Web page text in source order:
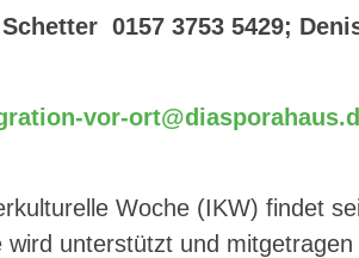
0157 3753 5429;
vor-
Woche (IKW) findet
unterstützt und